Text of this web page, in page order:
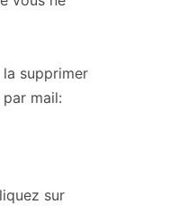
supprimer
mail:
sur